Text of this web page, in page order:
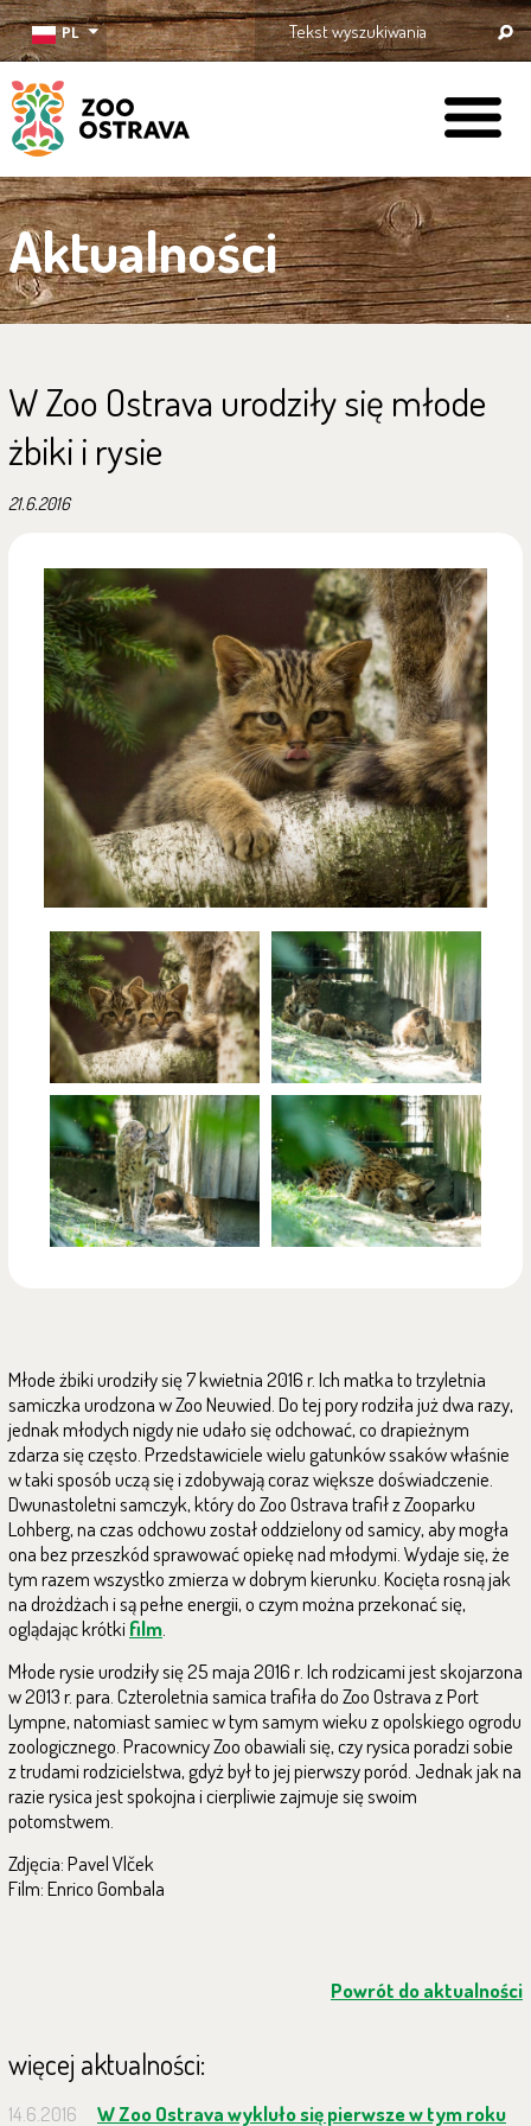
PL
ZOO Ostrava
Aktualności
W Zoo Ostrava urodziły się młode
żbiki i rysie
21.6.2016
Młode żbiki urodziły się7kwietnia2016r.Ich matka to trzyletnia
samiczka urodzona wZoo Neuwied. Do tej pory rodziła już dwa razy,
jednak młodych nigdy nie udało się odchować, co drapieżnym
zdarza się często. Przedstawiciele wielu gatunków ssaków właśnie
w taki sposób uczą się i zdobywają coraz większe doświadczenie.
Dwunastoletni samczyk, który do Zoo Ostrava trafił zZooparku
Lohberg,na czas odchowu został oddzielony od samicy, aby mogła
ona bez przeszkód sprawować opiekę nad młodymi. Wydaje się, że
tym razem wszystko zmierza w dobrym kierunku. Kocięta rosną jak
na drożdżach i są pełne energii, o czym możnaprzekonać się,
oglądając krótkifilm
Młode rysie urodziły się25maja2016r. Ich rodzicami jest skojarzona
w 2013 r. para. Czteroletnia samica trafiła do Zoo Ostrava zPort
Lympne,natomiast samiec w tym samym wieku z opolskiego ogrodu
zoologicznego. Pracownicy Zoo obawiali się, czy rysica poradzi sobie
z trudami rodzicielstwa, gdyż był to jej pierwszy poród. Jednak jak na
razie rysica jest spokojna i cierpliwie zajmuje się swoim
potomstwem.
Zdjęcia: Pavel Vlček
Film: Enrico Gombala
Powrót do aktualności
więcej aktualności:
14.6.2016 W Zoo Ostrava wykluło się pierwsze w tym roku